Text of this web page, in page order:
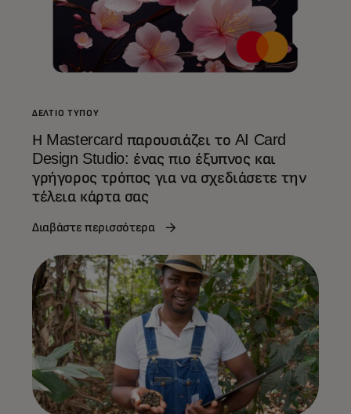
ΔΕΛΤΊΟ ΤΎΠΟΥ
Η Mastercard παρουσιάζει το AI Card
Design Studio: ένας πιο έξυπνος και
γρήγορος τρόπος για να σχεδιάσετε την
τέλεια κάρτα σας
Διαβάστε περισσότερα